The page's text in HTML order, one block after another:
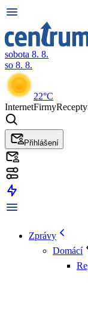
sobota 8. 8.
so 8. 8.
22°C
InternetFirmyRecepty
Přihlášení
Zprávy
Domácí